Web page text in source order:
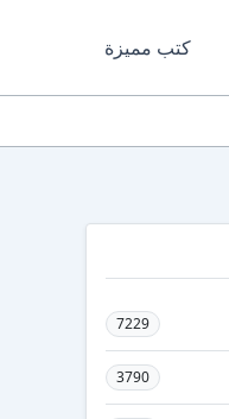
كتب مميزة
7229
3790